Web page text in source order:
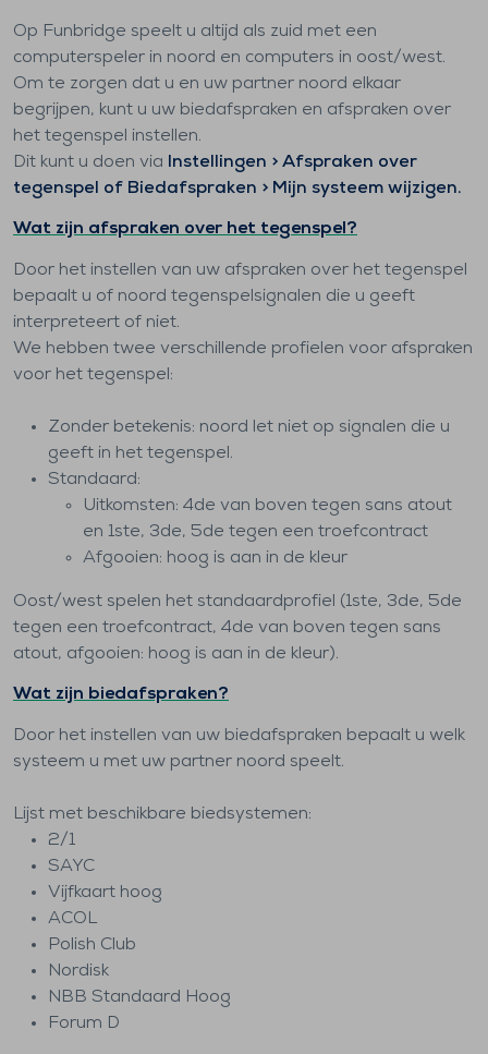
Op Funbridge speelt u altijd als zuid met een
computerspeler in noord en computers in oost/west.
Om te zorgen dat u en uw partner noord elkaar
begrijpen, kunt u uw biedafspraken en afspraken over
het tegenspel instellen.
Dit kunt u doen via
Instellingen > Afspraken over
tegenspel of Biedafspraken > Mijn systeem wijzigen.
Wat zijn afspraken over het tegenspel?
Door het instellen van uw afspraken over het tegenspel
bepaalt u of noord tegenspelsignalen die u geeft
interpreteert of niet.
We hebben twee verschillende profielen voor afspraken
voor het tegenspel:
Zonder betekenis: noord let niet op signalen die u
geeft in het tegenspel.
Standaard:
Uitkomsten: 4de van boven tegen sans atout
en 1ste, 3de, 5de tegen een troefcontract
Afgooien: hoog is aan in de kleur
Oost/west spelen het standaardprofiel (1ste, 3de, 5de
tegen een troefcontract, 4de van boven tegen sans
atout, afgooien: hoog is aan in de kleur).
Wat zijn biedafspraken?
Door het instellen van uw biedafspraken bepaalt u welk
systeem u met uw partner noord speelt.
Lijst met beschikbare biedsystemen:
2/1
SAYC
Vijfkaart hoog
ACOL
Polish Club
Nordisk
NBB Standaard Hoog
Forum D